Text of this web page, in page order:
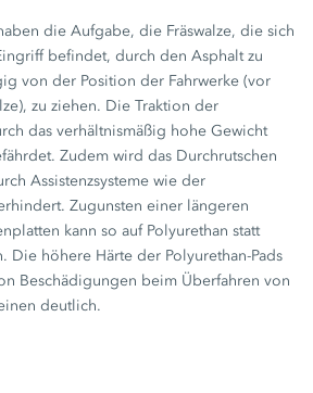
die Aufgabe, die Fräswalze, die sich
befindet, durch den Asphalt zu
von der Position der Fahrwerke (vor
zu ziehen. Die Traktion der
das verhältnismäßig hohe Gewicht
Zudem wird das Durchrutschen
Assistenzsysteme wie der
Zugunsten einer längeren
kann so auf Polyurethan statt
Die höhere Härte der Polyurethan-Pads
Beschädigungen beim Überfahren von
deutlich.